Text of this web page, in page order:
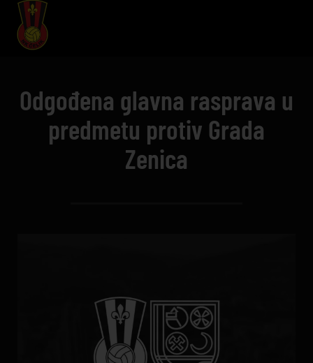
Odgođena glavna rasprava u
predmetu protiv Grada
Zenica